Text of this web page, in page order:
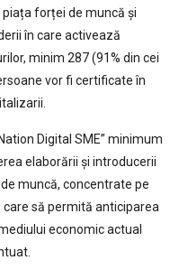
forței de muncă și
în care activează
minim 287 (91% din cei
vor fi certificate în
Digital SME” minimum
elaborării și introducerii
muncă, concentrate pe
să permită anticiparea
economic actual